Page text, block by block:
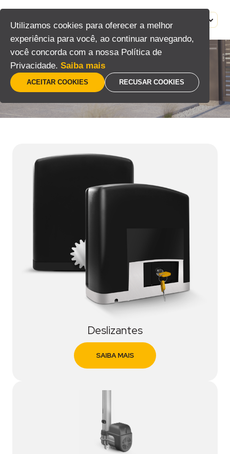
Utilizamos cookies para oferecer a melhor
experiência para você, ao continuar navegando,
você concorda com a nossa Política de
Privacidade. Saiba mais
RECUSAR COOKIES
ACEITAR COOKIES
conteúdo
Automatizadores
Deslizantes
SAIBA MAIS